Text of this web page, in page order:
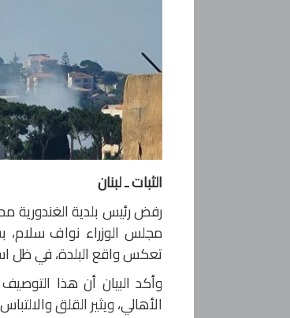
الثبات ـ لبنان
رفض رئيس بلدية الغندورية
مجلس الوزراء نواف سلام،
تعكس واقع البلدة، في ظل
وأكد البيان أن هذا
الأهالي، ويثير القلق